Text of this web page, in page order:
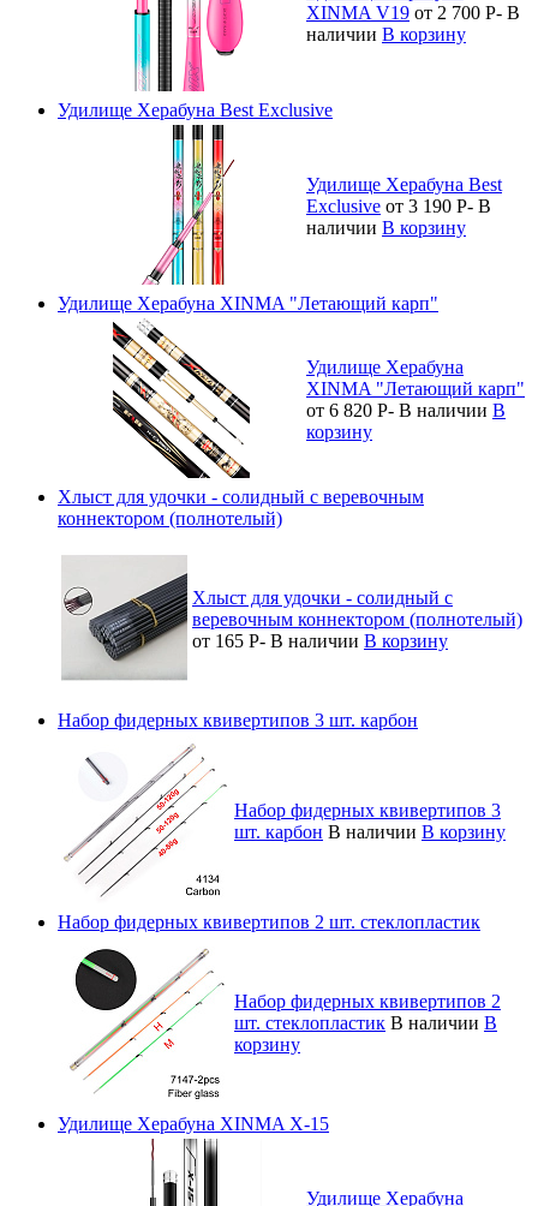
XINMA V19 от 2 700 Р- В
наличии В корзину
Удилище Херабуна Best Exclusive
Удилище Херабуна Best
Exclusive от 3 190 Р- В
наличии В корзину
Удилище Херабуна XINMA "Летающий карп"
Удилище Херабуна
XINMA "Летающий карп"
от 6 820 Р- В наличии В
корзину
Хлыст для удочки - солидный с веревочным
коннектором (полнотелый)
Хлыст для удочки - солидный с
веревочным коннектором (полнотелый)
от 165 Р- В наличии В корзину
Набор фидерных квивертипов 3 шт. карбон
Набор фидерных квивертипов 3
шт. карбон В наличии В корзину
Набор фидерных квивертипов 2 шт. стеклопластик
Набор фидерных квивертипов 2
шт. стеклопластик В наличии В
корзину
Удилище Херабуна XINMA X-15
Удилище Херабуна